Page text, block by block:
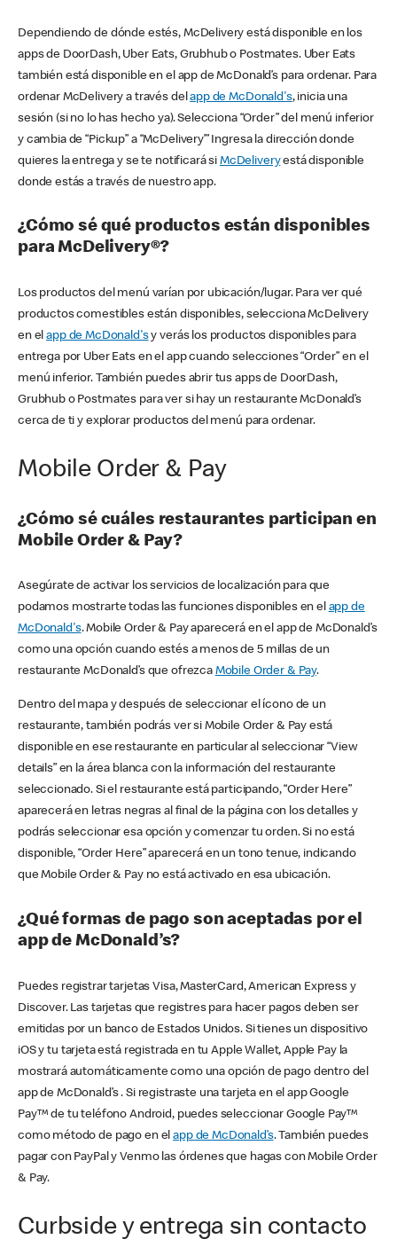
Dependiendo de dónde estés, McDelivery está disponible en los
apps de DoorDash, Uber Eats, Grubhub o Postmates. Uber Eats
también está disponible en el app de McDonald’s para ordenar. Para
ordenar McDelivery a través delapp de McDonald's, inicia una
sesión (si no lo has hecho ya). Selecciona “Order” del menú inferior
y cambia de “Pickup” a “McDelivery’” Ingresa la dirección donde
quieres la entrega y se te notificará si McDeliveryestá disponible
donde estás a través de nuestro app.
¿Cómo sé qué productos están disponibles
para McDelivery®?
Los productos del menú varían por ubicación/lugar. Para ver qué
productos comestibles están disponibles, selecciona McDelivery
en elapp de McDonald'sy verás los productos disponibles para
entrega por Uber Eats en el app cuando selecciones “Order” en el
menú inferior. También puedes abrir tus apps de DoorDash,
Grubhub o Postmates para ver si hay un restaurante McDonald’s
cerca de ti y explorar productos del menú para ordenar.
Mobile Order & Pay
¿Cómo sé cuáles restaurantes participan en
Mobile Order & Pay?
Asegúrate de activar los servicios de localización para que
podamos mostrarte todas las funciones disponibles en el app de
McDonald's. Mobile Order & Pay aparecerá en el app de McDonald’s
como una opción cuando estés a menos de 5 millas de un
restaurante McDonald’s que ofrezca Mobile Order & Pay.
Dentro del mapa y después de seleccionar el ícono de un
restaurante, también podrás ver si Mobile Order & Pay está
disponible en ese restaurante en particular al seleccionar “View
details” en la área blanca con la información del restaurante
seleccionado. Si el restaurante está participando, “Order Here”
aparecerá en letras negras al final de la página con los detalles y
podrás seleccionar esa opción y comenzar tu orden. Si no está
disponible, “Order Here” aparecerá en un tono tenue, indicando
que Mobile Order & Pay no está activado en esa ubicación.
¿Qué formas de pago son aceptadas por el
app de McDonald’s?
Puedes registrar tarjetas Visa, MasterCard, American Express y
Discover. Las tarjetas que registres para hacer pagos deben ser
emitidas por un banco de Estados Unidos. Si tienes un dispositivo
iOS y tu tarjeta está registrada en tu Apple Wallet, Apple Pay la
mostrará automáticamente como una opción de pago dentro del
app de McDonald’s . Si registraste una tarjeta en el app Google
Pay™ de tu teléfono Android, puedes seleccionar Google Pay™
como método de pago en elapp de McDonald’s. También puedes
pagar con PayPal y Venmo las órdenes que hagas con Mobile Order
& Pay.
Curbside y entrega sin contacto